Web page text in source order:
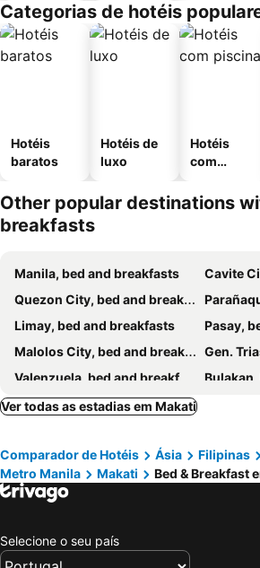
Categorias de hotéis
Hotéis
baratos
Hotéis de
luxo
Hotéis
com
Other popular destinations
breakfasts
Manila, bed and breakfasts
Cavite
Quezon City, bed and breakfasts
Limay, bed and breakfasts
Pasay,
Malolos City, bed and breakfasts
Gen.
Valenzuela, bed and breakfasts
Silang, bed and breakfasts
Mandaluyong, bed and breakfasts
Taytay,
Muntinlupa, bed and breakfasts
San
Caloocan, bed and breakfasts
Dasmariñas, bed and breakfasts
Meycauayan City, bed and breakfasts
Ver todas as estadias em Makati
Comparador de Hotéis Ásia Filipinas
Metro Manila
Makati Bed & Breakfast
Selecione o seu país